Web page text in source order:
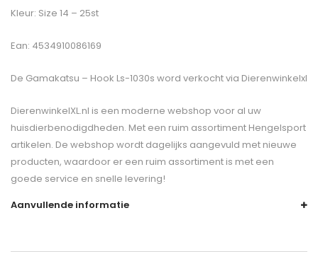
Kleur: Size 14 – 25st
Ean: 4534910086169
De Gamakatsu – Hook Ls-1030s word verkocht via Dierenwinkelxl
DierenwinkelXL.nl is een moderne webshop voor al uw
huisdierbenodigdheden. Met een ruim assortiment Hengelsport
artikelen. De webshop wordt dagelijks aangevuld met nieuwe
producten, waardoor er een ruim assortiment is met een
goede service en snelle levering!
Aanvullende informatie